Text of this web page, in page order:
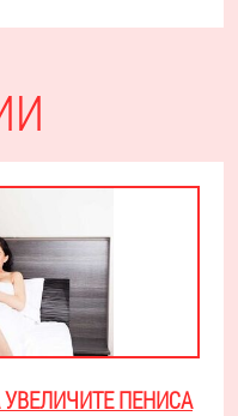
ПЕНИСА